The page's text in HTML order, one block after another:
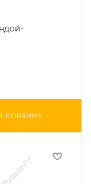
КОРЗИНУ